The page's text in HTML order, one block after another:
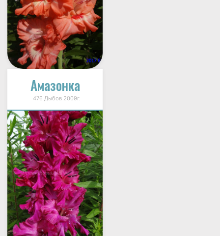
Амазонка
476 Дыбов 2009г.